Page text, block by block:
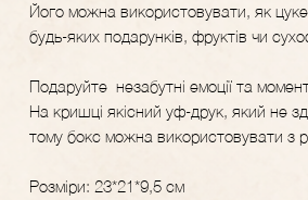
Його можна використовувати, як
будь-яких подарунків, фруктів чи
Подаруйте незабутні емоції та
На кришці якісний уф-друк, який не
тому бокс можна використовувати з
Розміри: 23*21*9,5 см